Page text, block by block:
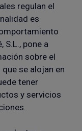
regulan el
es
S.L., pone a
sobre el
se alojan en
tener
y servicios